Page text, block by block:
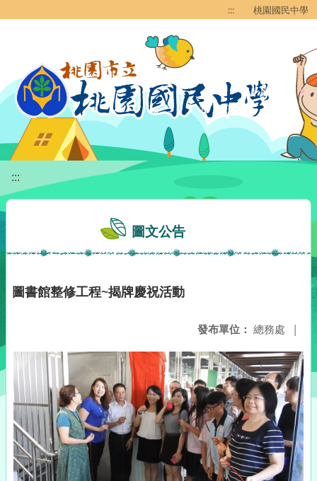
::: 桃園國民中學
:::
圖文公告
圖書館整修工程~揭牌慶祝活動
發布單位： 總務處 |